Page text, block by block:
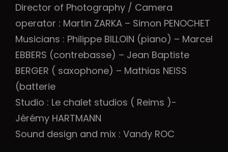
Director of Photography / Camera
operator : Martin ZARKA – Simon PENOCHET
Musicians : Philippe BILLOIN (piano) – Marcel
EBBERS (contrebasse) – Jean Baptiste
BERGER ( saxophone) – Mathias NEISS
(batterie
Studio : Le chalet studios ( Reims )-
Jérémy HARTMANN
Sound design and mix : Vandy ROC